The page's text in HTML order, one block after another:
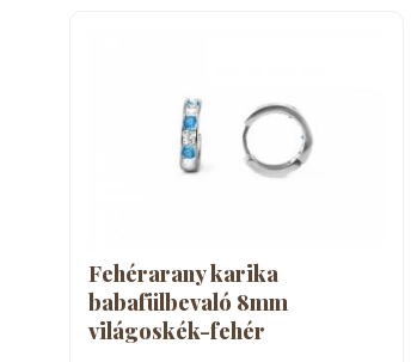
Fehérarany karika
babafülbevaló 8mm
világoskék-fehér